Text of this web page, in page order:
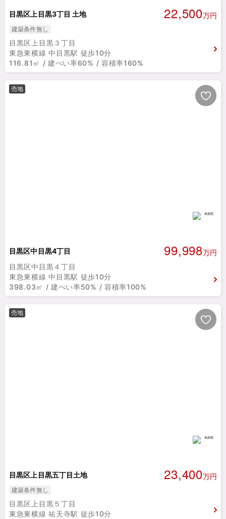
目黒区上目黒3丁目 土地 22,500万円
建築条件無し
目黒区上目黒３丁目
東急東横線 中目黒駅 徒歩10分
116.81㎡ / 建ぺい率60% / 容積率160%
売地
目黒区中目黒4丁目 99,998万円
目黒区中目黒４丁目
東急東横線 中目黒駅 徒歩10分
398.03㎡ / 建ぺい率50% / 容積率100%
売地
目黒区上目黒五丁目土地 23,400万円
建築条件無し
目黒区上目黒５丁目
東急東横線 祐天寺駅 徒歩10分